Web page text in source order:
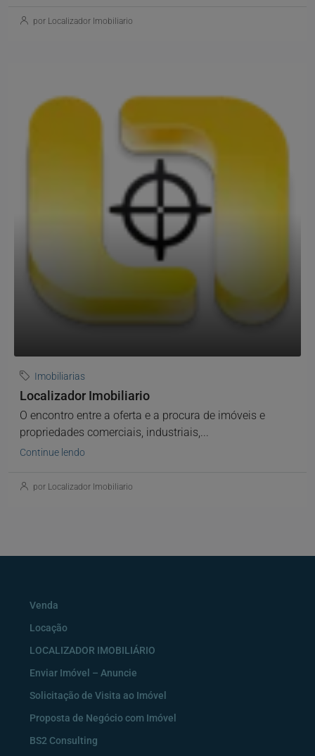
por Localizador Imobiliario
Imobiliarias
Localizador Imobiliario
O encontro entre a oferta e a procura de imóveis e
propriedades comerciais, industriais,...
Continue lendo
por Localizador Imobiliario
Venda
Locação
LOCALIZADOR IMOBILIÁRIO
Enviar Imóvel – Anuncie
Solicitação de Visita ao Imóvel
Proposta de Negócio com Imóvel
BS2 Consulting